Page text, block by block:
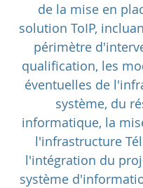
de la mise en
solution ToIP,
périmètre
qualification, les
éventuelles de
système, du
informatique, la
l'infrastructure
l'intégration du
système